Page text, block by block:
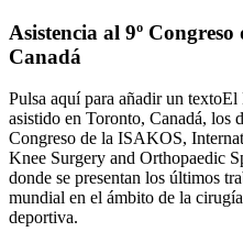
Asistencia al 9º
Canadá
Pulsa aquí para añadir un
asistido en Toronto, Canadá, los
Congreso de la ISAKOS,
Knee Surgery and Orthopaedic
donde se presentan los últimos
mundial en el ámbito de la
deportiva.